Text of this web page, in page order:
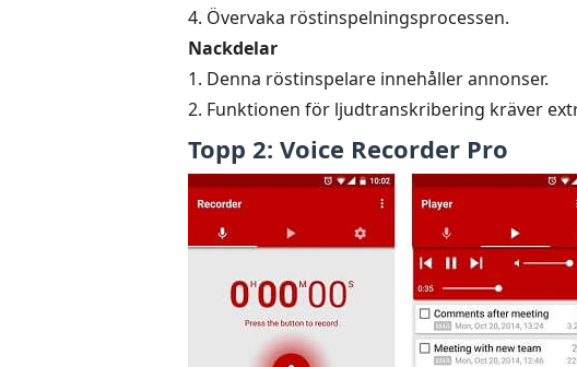
4. Övervaka röstinspelningsprocessen.
Nackdelar
1. Denna röstinspelare innehåller annonser.
2. Funktionen för ljudtranskribering kräver
Topp 2: Voice Recorder Pro